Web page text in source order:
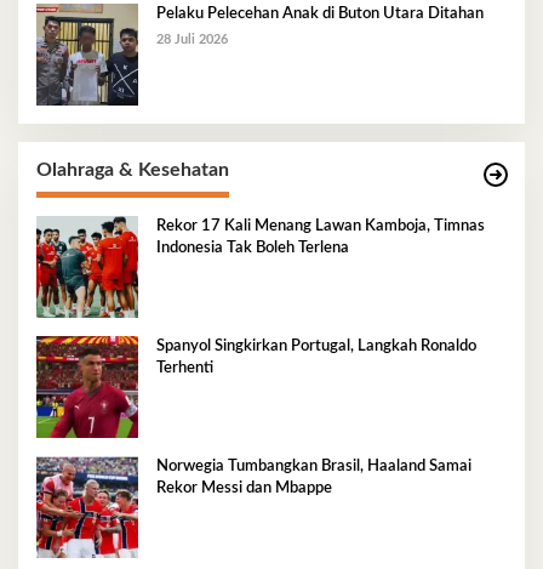
Pelaku Pelecehan Anak di Buton Utara Ditahan
28 Juli 2026
Olahraga & Kesehatan
Rekor 17 Kali Menang Lawan Kamboja, Timnas
Indonesia Tak Boleh Terlena
Spanyol Singkirkan Portugal, Langkah Ronaldo
Terhenti
Norwegia Tumbangkan Brasil, Haaland Samai
Rekor Messi dan Mbappe